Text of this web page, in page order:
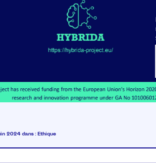
2024 dans : Ethique